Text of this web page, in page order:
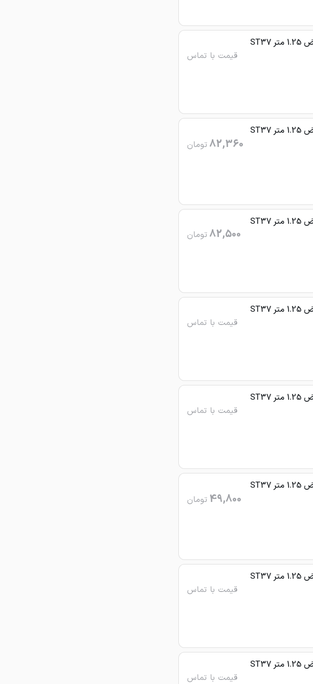
قیمت با تماس
82,360 تومان
82,500 تومان
قیمت با تماس
قیمت با تماس
49,800 تومان
قیمت با تماس
قیمت با تماس